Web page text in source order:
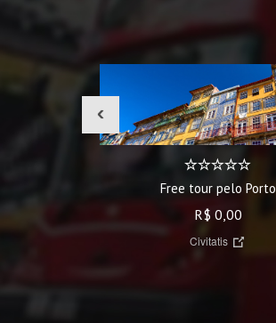
Free tour pelo Porto
R$ 0,00
Civitatis
‹